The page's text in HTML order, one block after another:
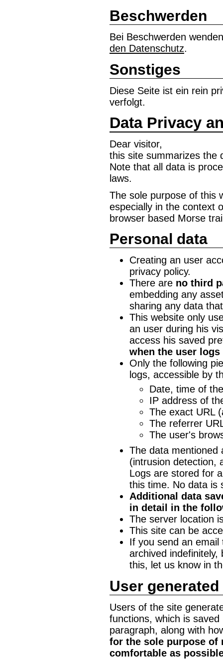
Beschwerden
Bei Beschwerden
den Datenschutz.
Sonstiges
Diese Seite ist ein rein
verfolgt.
Data Privacy
Dear visitor,
this site summarizes the
Note that all data is
laws.
The sole purpose of this
especially in the context
browser based Morse
Personal data
Creating an user
privacy policy.
There are no third
embedding any
sharing any data
This website only
an user during his
access his saved
when the user logs
Only the following
logs, accessible by
Date, time of
IP address of
The exact URL
The referrer
The user's
The data mentioned
(intrusion detection,
Logs are stored for
this time. No data is
Additional data
in detail in the
The server location
This site can be
If you send an email
archived
this, let us know in
User generated
Users of the site
functions, which is
paragraph, along with
for the sole purpose of
comfortable as